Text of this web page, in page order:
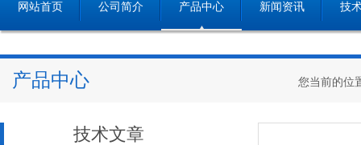
网站首页 公司简介 产品中心 新闻资讯 技
产品中心 您当前的位
技术文章